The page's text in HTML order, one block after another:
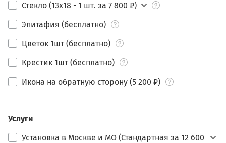
Стекло (13х18 - 1 шт. за 7 800 ₽)
Эпитафия (бесплатно)
Цветок 1шт (бесплатно)
Крестик 1шт (бесплатно)
Икона на обратную сторону (5 200 ₽)
Услуги
Установка в Москве и МО (Стандартная за 12 600